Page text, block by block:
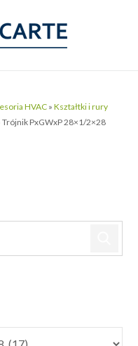
HVAC »Kształtki i rury
Trójnik PxGWxP 28×1/2×28